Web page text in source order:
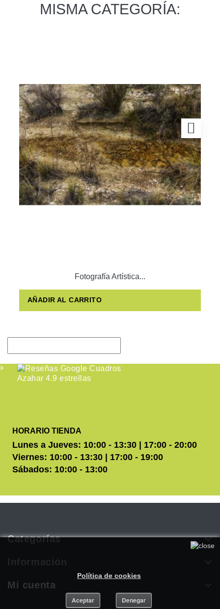
MISMA CATEGORÍA:
Fotografía Artística...
AÑADIR AL CARRITO
HORARIO TIENDA
Lunes a Jueves: 10:00 - 13:30 | 17:00 - 20:00
Viernes: 10:00 - 13:30 | 17:00 - 19:00
Sábados: 10:00 - 13:00
Categorías
Información
Mi cuenta
Utilizamos cookies propias y de terceros para mejorar
nuestros servicios. Si continúa navegando, consideramos que
acepta su uso. Puede obtener más información en nuestra
Política de cookies
Aceptar Denegar